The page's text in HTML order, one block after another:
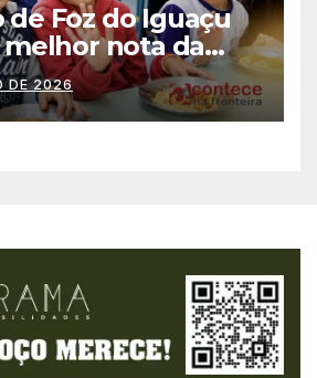
de Foz do Iguaçu
melhor nota da
IDEB
DE 2026